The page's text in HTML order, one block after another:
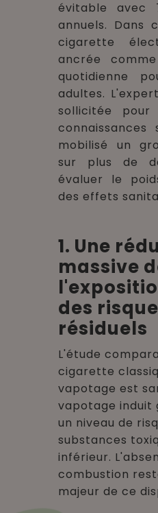
évitable avec
annuels. Dans
cigarette
ancrée
quotidienne
adultes.
sollicitée pour
connaissances
mobilisé un
sur plus de
évaluer le
des effets
1. Une
massive
des
résiduels
L'étude
cigarette
vapotage est
vapotage induit
un niveau de
substances
inférieur.
combustion
majeur de ce